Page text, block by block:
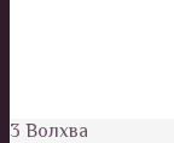
3 Волхва